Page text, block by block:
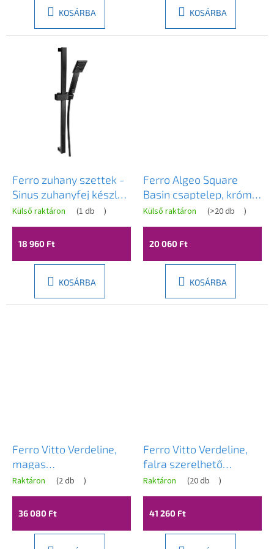
KOSÁRBA KOSÁRBA
Ferro zuhany szettek -
Sinus zuhanyfej készlet,
1 funkciós, tömlők és
rudak, fekete matt,
N170BL-B
Külső raktáron (1 db )
18 960 Ft
KOSÁRBA
Ferro Algeo Square
Basin csaptelep, króm,
82003.0
Külső raktáron (>20 db )
20 060 Ft
KOSÁRBA
Ferro Vitto Verdeline,
magas
mosdócsaptelep,
fényes króm, BVI2LVL
Raktáron (2 db )
36 080 Ft
Ferro Vitto Verdeline,
falra szerelhető
fürdőcsaptelep
forgatható kifolyóval,
fényes króm, BVI1RVL
Raktáron (20 db )
41 260 Ft